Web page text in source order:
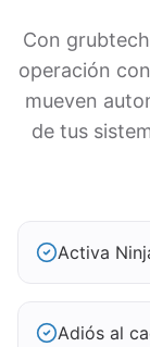
Con
operación
mueven
de tus
Activa
Adiós al